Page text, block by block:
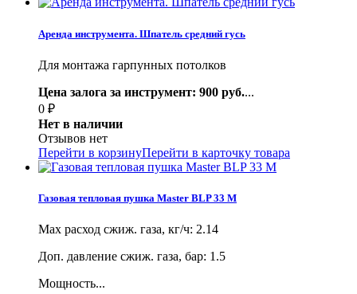
Аренда инструмента. Шпатель средний гусь
Для монтажа гарпунных потолков
Цена залога за инструмент: 900 руб....
0 ₽
Нет в наличии
Отзывов нет
Перейти в корзинуПерейти в карточку товара
Газовая тепловая пушка Master BLP 33 M
Max расход сжиж. газа, кг/ч: 2.14
Доп. давление сжиж. газа, бар: 1.5
Мощность...